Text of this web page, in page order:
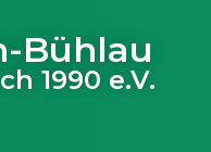
Bühlau
1990 e.V.